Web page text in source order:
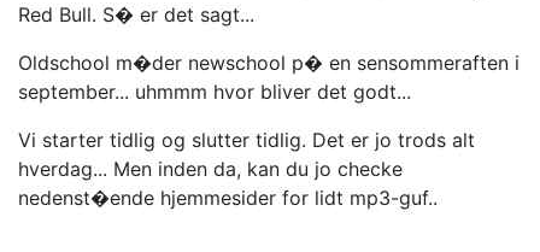
Red Bull. S� er det sagt...
Oldschool m�der newschool p� en sensommeraften i
september... uhmmm hvor bliver det godt...
Vi starter tidlig og slutter tidlig. Det er jo trods alt
hverdag... Men inden da, kan du jo checke
nedenst�ende hjemmesider for lidt mp3-guf..